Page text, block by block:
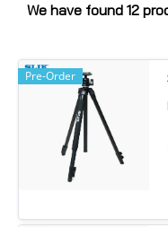
We have found 12
Pre-Order